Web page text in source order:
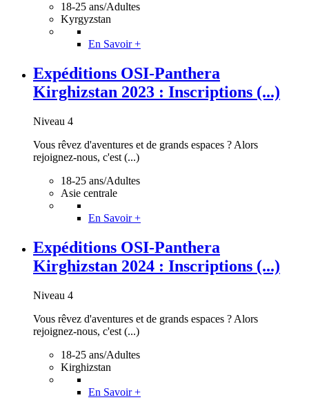
18-25 ans/Adultes
Kyrgyzstan
En Savoir +
Expéditions OSI-Panthera
Kirghizstan 2023 : Inscriptions (...)
Niveau 4
Vous rêvez d'aventures et de grands espaces ? Alors
rejoignez-nous, c'est (...)
18-25 ans/Adultes
Asie centrale
En Savoir +
Expéditions OSI-Panthera
Kirghizstan 2024 : Inscriptions (...)
Niveau 4
Vous rêvez d'aventures et de grands espaces ? Alors
rejoignez-nous, c'est (...)
18-25 ans/Adultes
Kirghizstan
En Savoir +